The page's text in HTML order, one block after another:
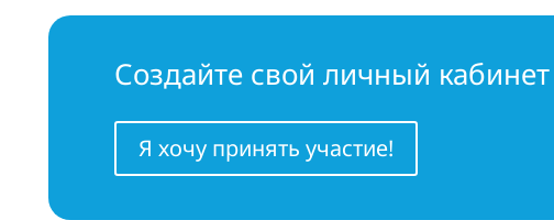
Создайте свой личный
Я хочу принять участие!